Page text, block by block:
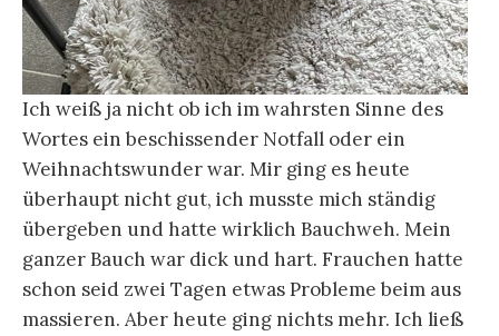
Ich weiß ja nicht ob ich im wahrsten Sinne des
Wortes ein beschissender Notfall oder ein
Weihnachtswunder war. Mir ging es heute
überhaupt nicht gut, ich musste mich ständig
übergeben und hatte wirklich Bauchweh. Mein
ganzer Bauch war dick und hart. Frauchen hatte
schon seid zwei Tagen etwas Probleme beim aus
massieren. Aber heute ging nichts mehr. Ich ließ